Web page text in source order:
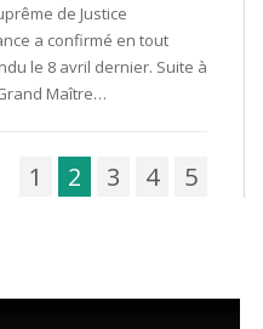
de Justice
a confirmé en tout
le 8 avril dernier. Suite à
Maître…
1 2 3 4 5